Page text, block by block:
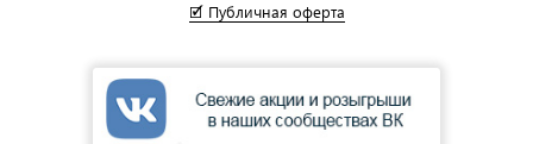
🗹 Публичная оферта